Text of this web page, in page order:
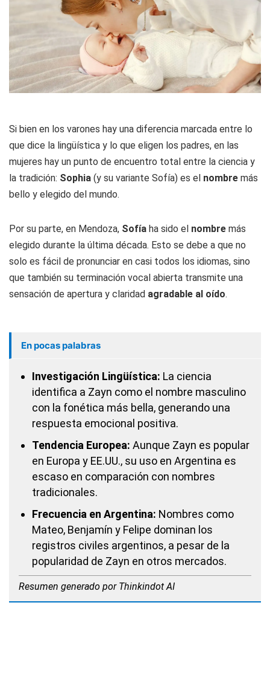
Si bien en los varones hay una diferencia marcada entre lo
que dice la lingüística y lo que eligen los padres, en las
mujeres hay un punto de encuentro total entre la ciencia y
la tradición: Sophia (y su variante Sofía) es el nombre más
bello y elegido del mundo.
Por su parte, en Mendoza, Sofía ha sido el nombre más
elegido durante la última década. Esto se debe a que no
solo es fácil de pronunciar en casi todos los idiomas, sino
que también su terminación vocal abierta transmite una
sensación de apertura y claridad agradable al oído.
En pocas palabras
Investigación Lingüística: La ciencia
identifica a Zayn como el nombre masculino
con la fonética más bella, generando una
respuesta emocional positiva.
Tendencia Europea: Aunque Zayn es popular
en Europa y EE.UU., su uso en Argentina es
escaso en comparación con nombres
tradicionales.
Frecuencia en Argentina: Nombres como
Mateo, Benjamín y Felipe dominan los
registros civiles argentinos, a pesar de la
popularidad de Zayn en otros mercados.
Resumen generado por Thinkindot AI